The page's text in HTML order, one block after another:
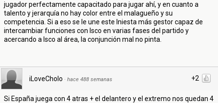
jugador perfectamente capacitado para jugar ahí, y en cuanto a
talento y jerarquía no hay color entre el malagueño y su
competencia. Si a eso se le une este Iniesta más gestor capaz de
intercambiar funciones con Isco en varias fases del partido y
acercando a Isco al área, la conjunción mal no pinta.
+2
iLoveCholo · hace 488 semanas
Si España juega con 4 atras + el delantero y el extremo nos quedan 4